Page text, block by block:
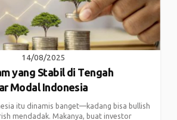
14/08/2025
yang Stabil di Tengah
Modal Indonesia
itu dinamis banget—kadang bisa bullish
mendadak. Makanya, buat investor